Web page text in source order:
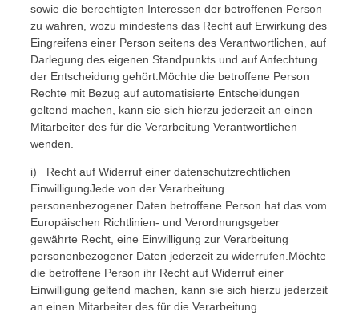
sowie die berechtigten Interessen der betroffenen Person
zu wahren, wozu mindestens das Recht auf Erwirkung des
Eingreifens einer Person seitens des Verantwortlichen, auf
Darlegung des eigenen Standpunkts und auf Anfechtung
der Entscheidung gehört.Möchte die betroffene Person
Rechte mit Bezug auf automatisierte Entscheidungen
geltend machen, kann sie sich hierzu jederzeit an einen
Mitarbeiter des für die Verarbeitung Verantwortlichen
wenden.
i) Recht auf Widerruf einer datenschutzrechtlichen
EinwilligungJede von der Verarbeitung
personenbezogener Daten betroffene Person hat das vom
Europäischen Richtlinien- und Verordnungsgeber
gewährte Recht, eine Einwilligung zur Verarbeitung
personenbezogener Daten jederzeit zu widerrufen.Möchte
die betroffene Person ihr Recht auf Widerruf einer
Einwilligung geltend machen, kann sie sich hierzu jederzeit
an einen Mitarbeiter des für die Verarbeitung